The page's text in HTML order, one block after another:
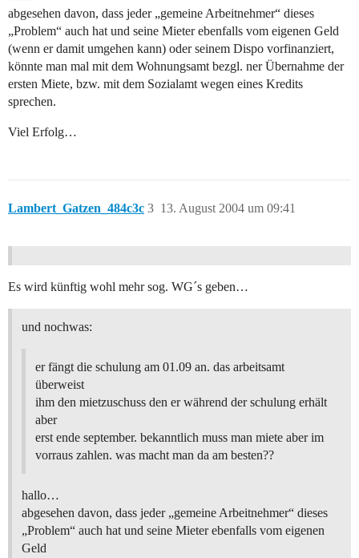
abgesehen davon, dass jeder „gemeine Arbeitnehmer“ dieses
„Problem“ auch hat und seine Mieter ebenfalls vom eigenen Geld
(wenn er damit umgehen kann) oder seinem Dispo vorfinanziert,
könnte man mal mit dem Wohnungsamt bezgl. ner Übernahme der
ersten Miete, bzw. mit dem Sozialamt wegen eines Kredits
sprechen.
Viel Erfolg…
Lambert_Gatzen_484c3c 13. August 2004 um 09:41
3
Es wird künftig wohl mehr sog. WG´s geben…
und nochwas:
er fängt die schulung am 01.09 an. das arbeitsamt
überweist
ihm den mietzuschuss den er während der schulung erhält
aber
erst ende september. bekanntlich muss man miete aber im
vorraus zahlen. was macht man da am besten??
hallo…
abgesehen davon, dass jeder „gemeine Arbeitnehmer“ dieses
„Problem“ auch hat und seine Mieter ebenfalls vom eigenen
Geld